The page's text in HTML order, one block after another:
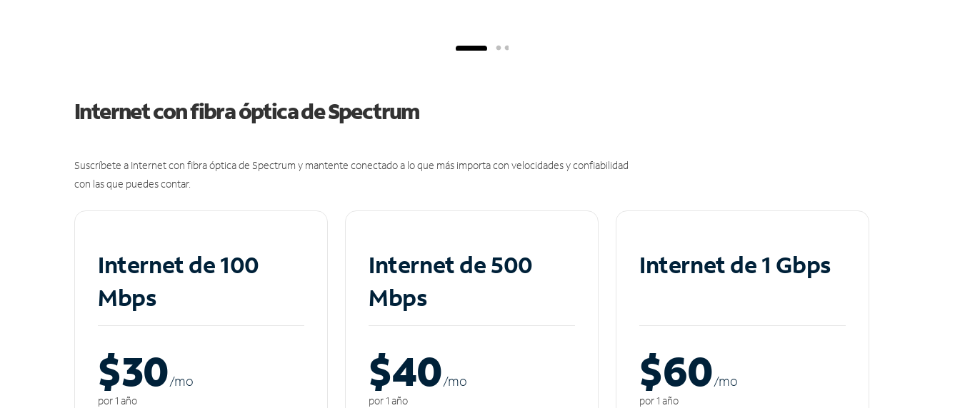
Internet con fibra óptica de Spectrum
Suscríbete a Internet con fibra óptica de Spectrum y mantente conectado a lo que más importa con velocidades y confiabilidad
con las que puedes contar.
Internet de 100
Mbps
$30/mo
por 1 año
Internet de 500
Mbps
$40/mo
por 1 año
Internet de 1 Gbps
$60/mo
por 1 año